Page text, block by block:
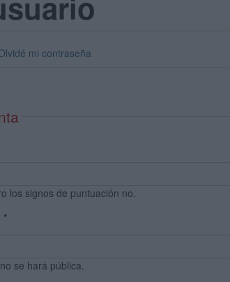
mi contraseña
los signos de puntuación no.
*
se hará pública.